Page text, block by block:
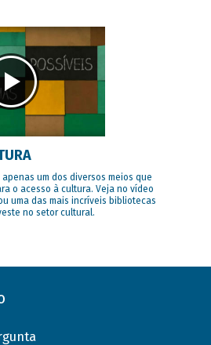
um dos diversos meios que
o acesso à cultura. Veja no vídeo
uma das mais incríveis bibliotecas
no setor cultural.